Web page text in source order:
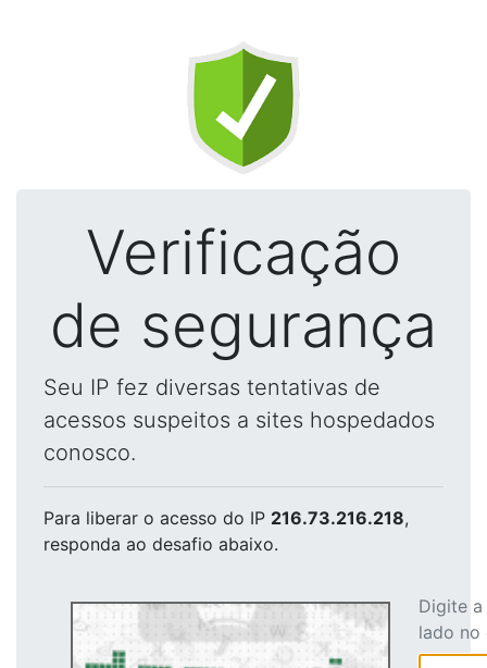
Verificação
de segurança
Seu IP fez diversas tentativas de
acessos suspeitos a sites hospedados
conosco.
Para liberar o acesso do IP 216.73.216.218,
responda ao desafio abaixo.
Digite
lado no